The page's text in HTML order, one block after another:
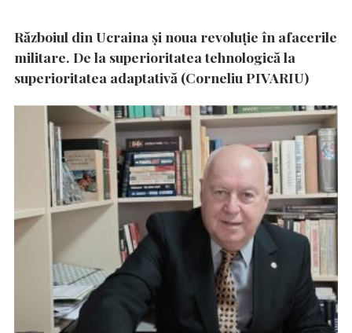
Războiul din Ucraina și noua revoluție în afacerile
militare. De la superioritatea tehnologică la
superioritatea adaptativă (Corneliu PIVARIU)